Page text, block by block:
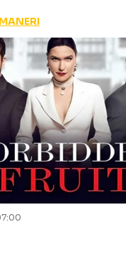
Seguici sui social